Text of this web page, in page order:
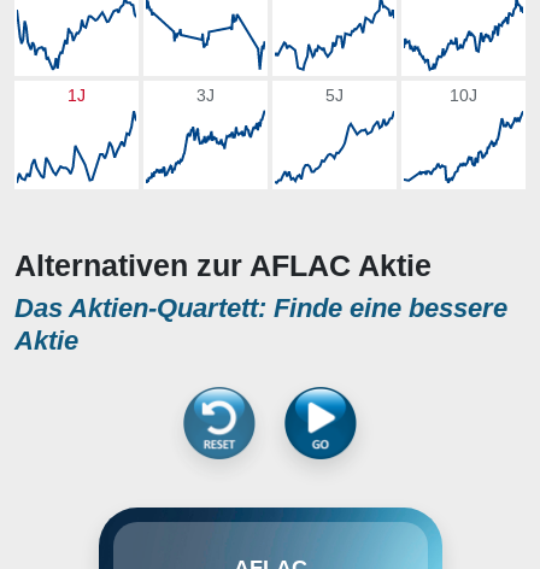
1J 3J 5J 10J
Alternativen zur AFLAC Aktie
Das Aktien-Quartett: Finde eine bessere
Aktie